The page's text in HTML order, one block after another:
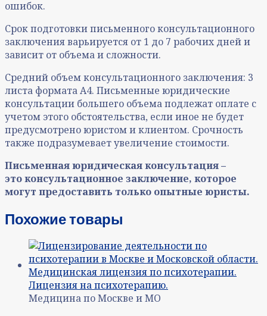
ошибок.
Срок подготовки письменного консультационного
заключения варьируется от 1 до 7 рабочих дней и
зависит от объема и сложности.
Средний объем консультационного заключения: 3
листа формата А4. Письменные юридические
консультации большего объема подлежат оплате с
учетом этого обстоятельства, если иное не будет
предусмотрено юристом и клиентом. Срочность
также подразумевает увеличение стоимости.
Письменная юридическая консультация –
это консультационное заключение, которое
могут предоставить только опытные юристы.
Похожие товары
Медицина по Москве и МО